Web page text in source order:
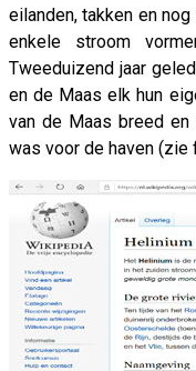
eilanden, takken en
enkele stroom
Tweeduizend jaar
en de Maas elk hun
van de Maas breed
was voor de haven (zie